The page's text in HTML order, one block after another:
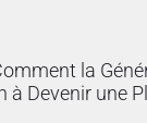
la
à Devenir une